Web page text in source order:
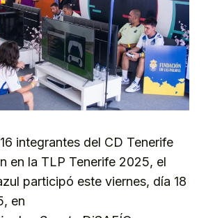
integrantes del CD Tenerife
en la TLP Tenerife 2025, el
participó este viernes, día 18
en